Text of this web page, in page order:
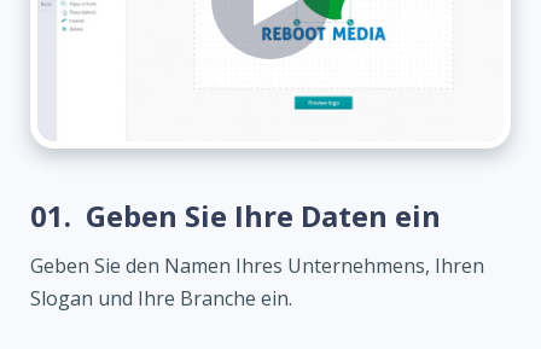
01. Geben Sie Ihre Daten ein
Geben Sie den Namen Ihres Unternehmens, Ihren
Slogan und Ihre Branche ein.